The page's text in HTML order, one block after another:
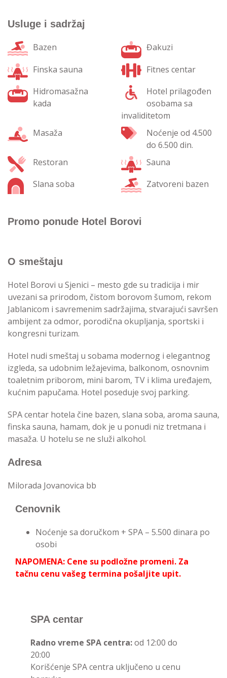
Usluge i sadržaj
Bazen
Đakuzi
Finska sauna
Fitnes centar
Hidromasažna
kada
Hotel prilagođen
osobama sa
invaliditetom
Masaža
Noćenje od 4.500
do 6.500 din.
Restoran
Sauna
Slana soba
Zatvoreni bazen
O smeštaju
Hotel Borovi u Sjenici – mesto gde su tradicija i mir
uvezani sa prirodom, čistom borovom šumom, rekom
Jablanicom i savremenim sadržajima, stvarajući savršen
ambijent za odmor, porodična okupljanja, sportski i
kongresni turizam.
Hotel nudi smeštaj u sobama modernog i elegantnog
izgleda, sa udobnim ležajevima, balkonom, osnovnim
toaletnim priborom, mini barom, TV i klima uređajem,
kućnim papučama. Hotel poseduje svoj parking.
SPA centar hotela čine bazen, slana soba, aroma sauna,
finska sauna, hamam, dok je u ponudi niz tretmana i
masaža. U hotelu se ne služi alkohol.
Adresa
Milorada Jovanovica bb
Promo ponude Hotel Borovi
Cenovnik
Noćenje sa doručkom + SPA – 5.500 dinara po
osobi
NAPOMENA: Cene su podložne promeni. Za
tačnu cenu vašeg termina pošaljite upit.
SPA centar
Radno vreme SPA centra:od 12:00 do
20:00
Korišćenje SPA centra uključeno u cenu